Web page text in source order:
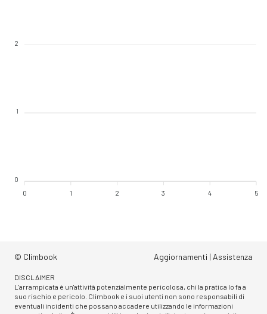
2
1
0
0 1 2 3 4 5
© Climbook Aggiornamenti | Assistenza
DISCLAIMER
L'arrampicata è un'attività potenzialmente pericolosa, chi la pratica lo fa a
suo rischio e pericolo. Climbook e i suoi utenti non sono responsabili di
eventuali incidenti che possano accadere utilizzando le informazioni